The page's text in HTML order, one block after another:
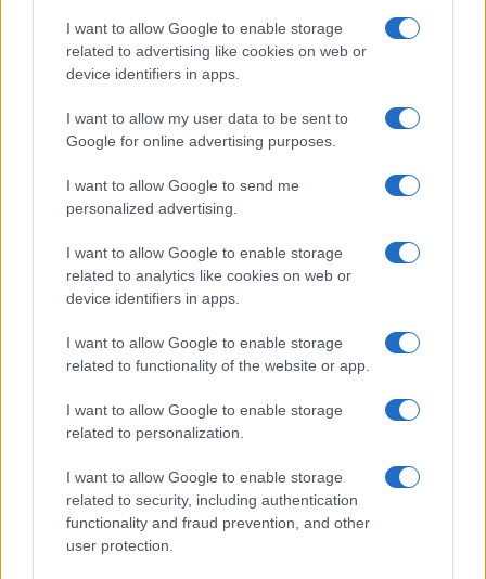
I want to allow Google to enable storage
related to advertising like cookies on web or
device identifiers in apps.
I want to allow my user data to be sent to
Google for online advertising purposes.
I want to allow Google to send me
personalized advertising.
I want to allow Google to enable storage
related to analytics like cookies on web or
device identifiers in apps.
I want to allow Google to enable storage
related to functionality of the website or app.
I want to allow Google to enable storage
related to personalization.
I want to allow Google to enable storage
related to security, including authentication
functionality and fraud prevention, and other
user protection.
12 libri fantasy imperdibili per viaggiare in mondi
straordinari
Francesca Lombardi · 10 Ago 2026
Scopri i parchi a tema più spettacolari per geek e non
Andrea Conforti · 9 Ago 2026
NERD NEWS